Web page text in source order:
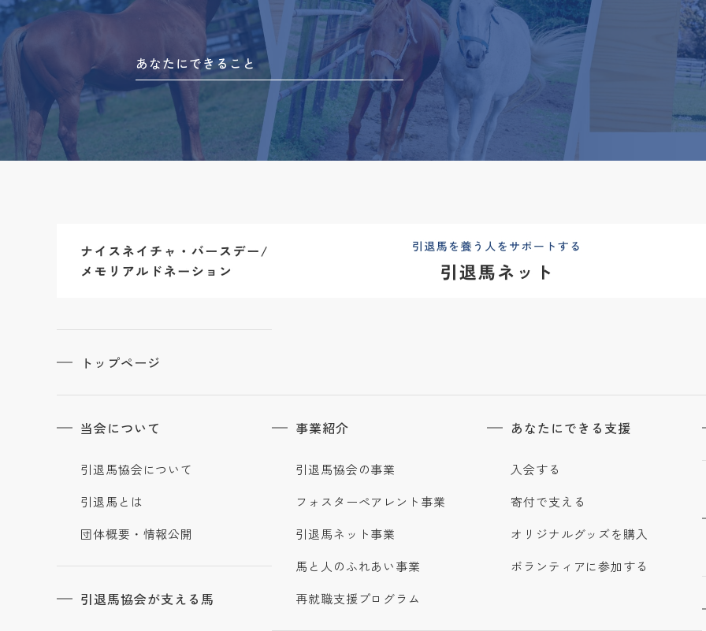
あなたにできること
トップページ
当会について
引退馬協会について
引退馬とは
団体概要・情報公開
引退馬協会が支える馬
事業紹介
引退馬協会の事業
フォスターペアレント事業
引退馬ネット事業
馬と人のふれあい事業
再就職支援プログラム
あなたにできる支援
入会する
寄付で支える
オリジナルグッズを購入
ボランティアに参加する